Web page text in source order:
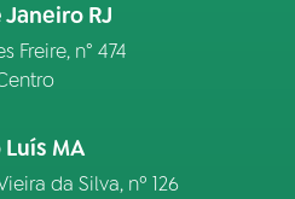
Janeiro RJ
Freire, n° 474
Luís MA
da Silva, nº 126